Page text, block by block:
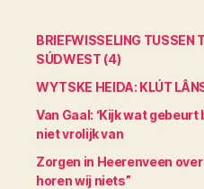
BRIEFWISSELING TUSSEN
SÚDWEST (4)
WYTSKE HEIDA: KLÚT
Van Gaal: ‘Kijk wat
niet vrolijk van
Zorgen in Heerenveen
horen wij niets”